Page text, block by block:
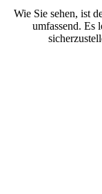
Wie Sie sehen, ist
umfassend. Es